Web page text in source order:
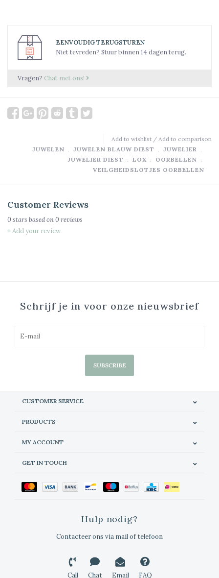
EENVOUDIG TERUGSTUREN
Niet tevreden? Stuur binnen 14 dagen terug.
Vragen? Chat met ons!
Add to wishlist / Add to comparison
JUWELEN ﹒ JUWELEN BLAUW DIEST ﹒ JUWELIER ﹒
JUWELIER DIEST
﹒ LOX ﹒ OORBELLEN ﹒
VEILGHEIDSLOTJES OORBELLEN
Customer Reviews
0 stars based on0 reviews
+ Add your review
Schrijf je in voor onze nieuwsbrief
SUBSCRIBE
CUSTOMER SERVICE
PRODUCTS
MY ACCOUNT
GET IN TOUCH
Hulp nodig?
Contacteer ons via mail of telefoon
Call Chat Email FAQ